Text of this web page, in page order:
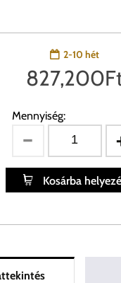
2-10 hét
827,200
Mennyiség:
Kosárba